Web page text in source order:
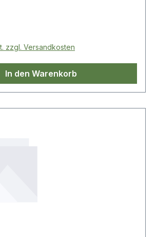
zzgl. Versandkosten
In den Warenkorb